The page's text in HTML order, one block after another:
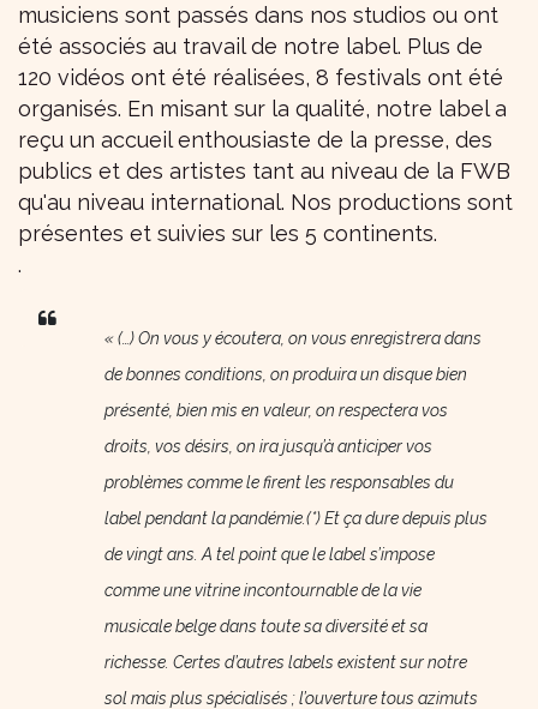
musiciens sont passés dans nos studios ou ont
été associés au travail de notre label. Plus de
120 vidéos ont été réalisées, 8 festivals ont été
organisés. En misant sur la qualité, notre label a
reçu un accueil enthousiaste de la presse, des
publics et des artistes tant au niveau de la FWB
qu'au niveau international. Nos productions sont
présentes et suivies sur les 5 continents.
.
« (…) On vous y écoutera, on vous enregistrera dans
de bonnes conditions, on produira un disque bien
présenté, bien mis en valeur, on respectera vos
droits, vos désirs, on ira jusqu’à anticiper vos
problèmes comme le firent les responsables du
label pendant la pandémie.(*) Et ça dure depuis plus
de vingt ans. A tel point que le label s’impose
comme une vitrine incontournable de la vie
musicale belge dans toute sa diversité et sa
richesse. Certes d’autres labels existent sur notre
sol mais plus spécialisés ; l’ouverture tous azimuts